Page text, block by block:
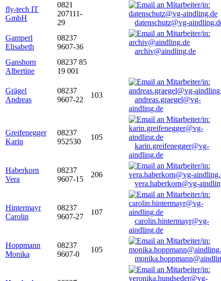
fly-tech IT
GmbH
0821
207111-
29
datenschutz@vg-
Gamperl
Elisabeth
08237
9607-36
archiv@aindling.de
Ganshorn
Albertine
08237 85
19 001
Grägel
Andreas
08237
9607-22
103
andreas.graegel@vg-
aindling.de
Greifenegger
Karin
08237
952530
105
karin.greifenegger@vg-
aindling.de
Haberkorn
Vera
08237
9607-15
206
vera.haberkorn@vg-
Hintermayr
Carolin
08237
9607-27
107
carolin.hintermayr@vg-
aindling.de
Hoppmann
Monika
08237
9607-0
105